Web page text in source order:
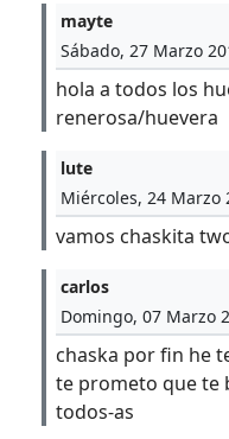
mayte
Sábado, 27 Marzo
hola a todos los
renerosa/huevera
lute
Miércoles, 24 Marzo
vamos chaskita
carlos
Domingo, 07 Marzo
chaska por fin he
te prometo que te
todos-as